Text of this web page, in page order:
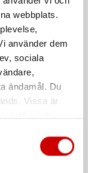
webbplats.
använder dem
sociala
ändamål. Du
Vissa är
Genom
Läs
Alkaline Micro
1,5V LR03 AAA